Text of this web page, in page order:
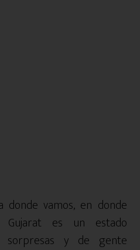
donde vamos, en donde
Gujarat es un estado
sorpresas y de gente